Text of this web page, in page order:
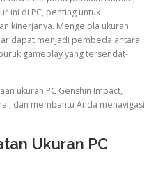
ini di PC, penting untuk
kinerjanya. Mengelola ukuran
dapat menjadi pembeda antara
gameplay yang tersendat-
ukuran PC Genshin Impact,
dan membantu Anda menavigasi
Ukuran PC